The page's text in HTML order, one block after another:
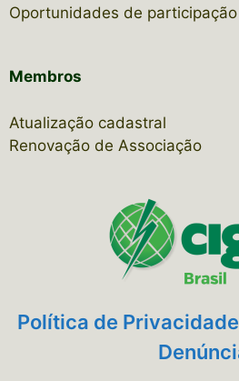
Oportunidades de participação
Membros
Atualização cadastral
Renovação de Associação
Política de Privacidade